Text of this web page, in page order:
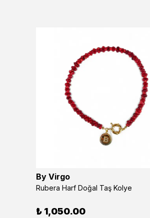
By Virgo
Rubera Harf Doğal Taş Kolye
₺ 1,050.00